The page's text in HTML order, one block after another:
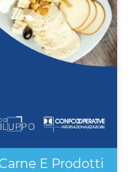
E Prodotti